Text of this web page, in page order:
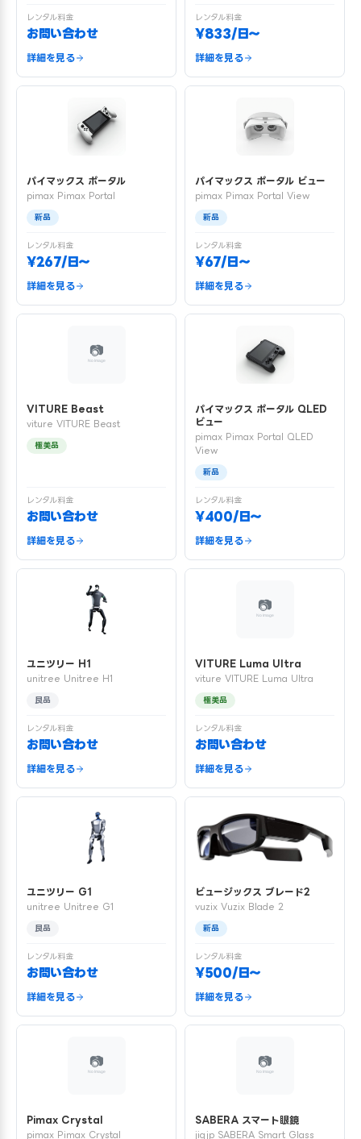
レンタル料金
お問い合わせ
詳細を見る
レンタル料金
¥833/日〜
詳細を見る
パイマックス ポータル
pimax Pimax Portal
新品
レンタル料金
¥267/日〜
詳細を見る
パイマックス ポータル ビュー
pimax Pimax Portal View
新品
レンタル料金
¥67/日〜
詳細を見る
VITURE Beast
viture VITURE Beast
極美品
レンタル料金
お問い合わせ
詳細を見る
パイマックス ポータル QLED
ビュー
pimax Pimax Portal QLED
View
新品
レンタル料金
¥400/日〜
詳細を見る
ユニツリー H1
unitree Unitree H1
良品
レンタル料金
お問い合わせ
詳細を見る
VITURE Luma Ultra
viture VITURE Luma Ultra
極美品
レンタル料金
お問い合わせ
詳細を見る
ユニツリー G1
unitree Unitree G1
良品
レンタル料金
お問い合わせ
詳細を見る
ビュージックス ブレード2
vuzix Vuzix Blade 2
新品
レンタル料金
¥500/日〜
詳細を見る
Pimax Crystal
pimax Pimax Crystal
SABERA スマート眼鏡
jigjp SABERA Smart Glass